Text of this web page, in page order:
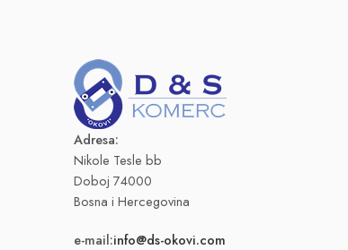
Adresa:
Nikole Tesle bb
Doboj 74000
Bosna i Hercegovina
e-mail:info@ds-okovi.com